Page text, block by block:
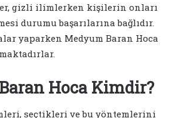
gizli ilimlerken kişilerin onları
durumu başarılarına bağlıdır.
yaparken Medyum Baran Hoca
Hoca Kimdir?
seçtikleri ve bu yöntemlerini